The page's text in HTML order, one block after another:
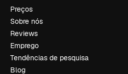
Preços
Sobre nós
Reviews
Emprego
Tendências de pesquisa
Blog